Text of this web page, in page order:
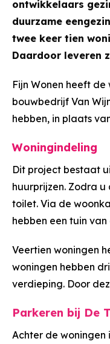
ontwikkelaars
duurzame
twee keer tien
Daardoor leveren
Fijn Wonen heeft
bouwbedrijf Van
hebben, in plaats
Woningindeling
Dit project bestaat
huurprijzen. Zodra
toilet. Via de
hebben een tuin
Veertien woningen
woningen hebben
verdieping. Door
Parkeren bij De
Achter de woningen